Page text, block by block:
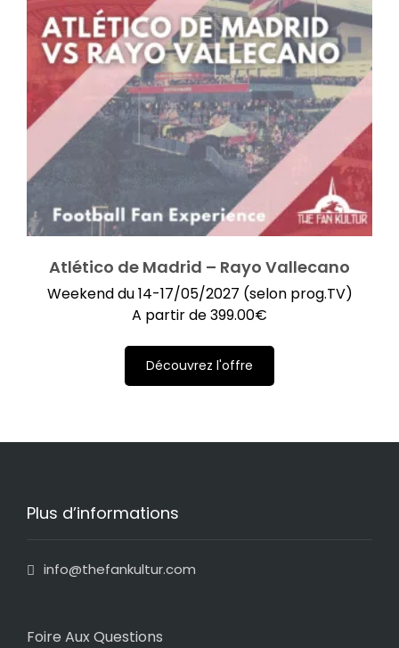
Atlético de Madrid – Rayo Vallecano
Weekend du 14-17/05/2027 (selon prog.TV)
A partir de399.00€
Découvrez l'offre
Plus d’informations
info@thefankultur.com
Foire Aux Questions